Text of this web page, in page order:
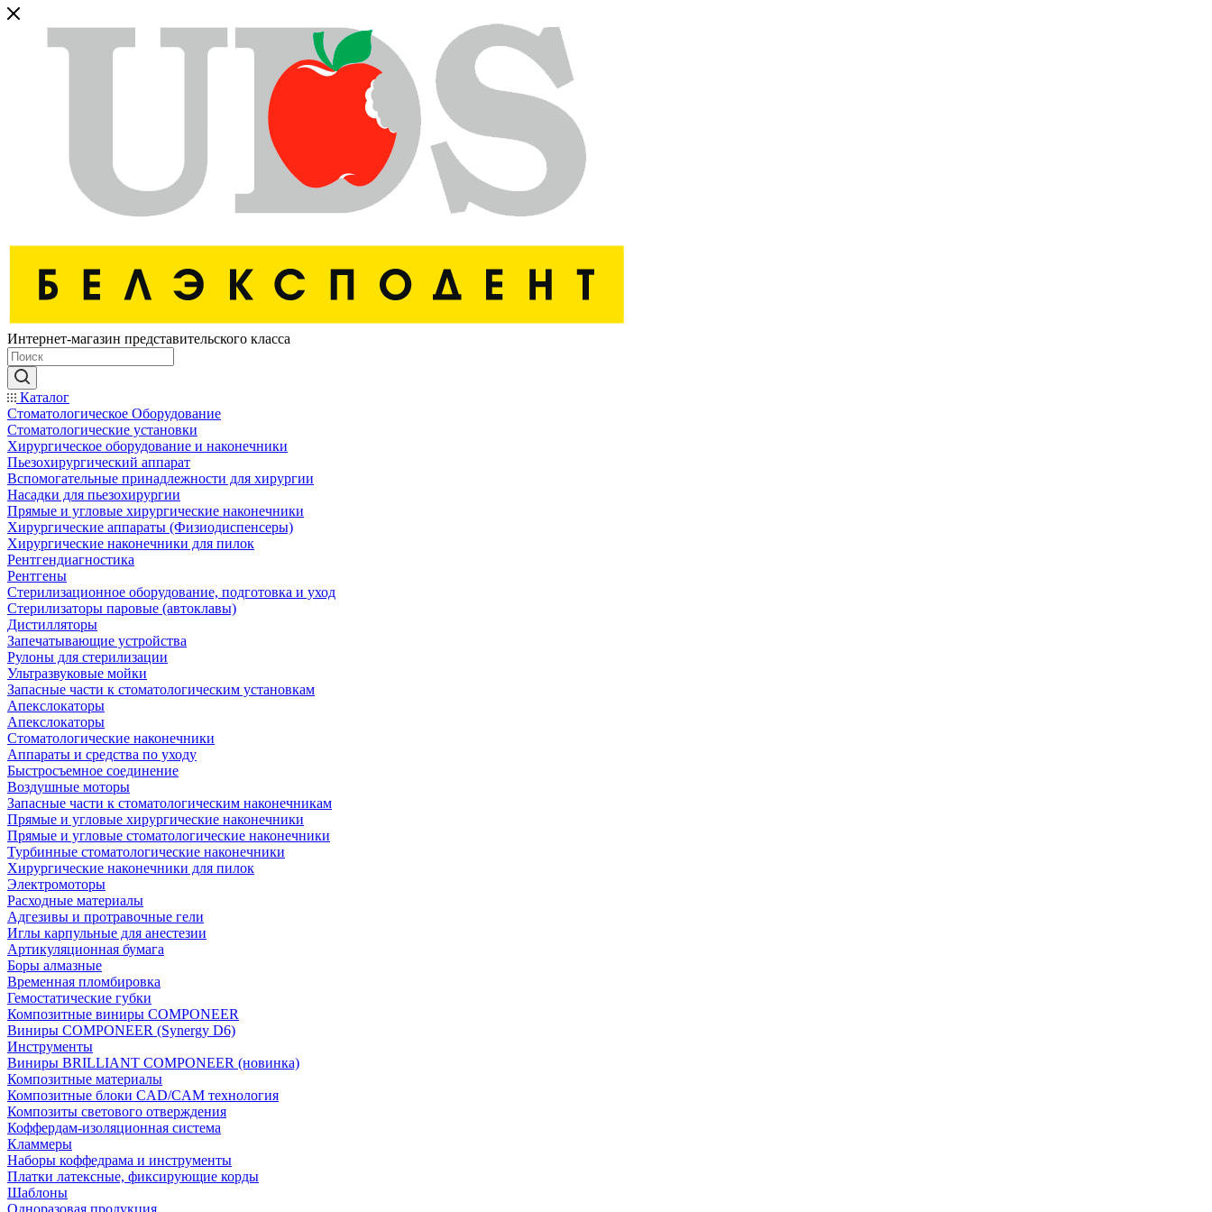
Интернет-магазин представительского класса
Каталог
Стоматологическое Оборудование
Стоматологические установки
Хирургическое оборудование и наконечники
Пьезохирургический аппарат
Вспомогательные принадлежности для хирургии
Насадки для пьезохирургии
Прямые и угловые хирургические наконечники
Хирургические аппараты (Физиодиспенсеры)
Хирургические наконечники для пилок
Рентгендиагностика
Рентгены
Стерилизационное оборудование, подготовка и уход
Стерилизаторы паровые (автоклавы)
Дистилляторы
Запечатывающие устройства
Рулоны для стерилизации
Ультразвуковые мойки
Запасные части к стоматологическим установкам
Апекслокаторы
Апекслокаторы
Стоматологические наконечники
Аппараты и средства по уходу
Быстросъемное соединение
Воздушные моторы
Запасные части к стоматологическим наконечникам
Прямые и угловые хирургические наконечники
Прямые и угловые стоматологические наконечники
Турбинные стоматологические наконечники
Хирургические наконечники для пилок
Электромоторы
Расходные материалы
Адгезивы и протравочные гели
Иглы карпульные для анестезии
Артикуляционная бумага
Боры алмазные
Временная пломбировка
Гемостатические губки
Композитные виниры COMPONEER
Виниры COMPONEER (Synergy D6)
Инструменты
Виниры BRILLIANT COMPONEER (новинка)
Композитные материалы
Композитные блоки CAD/СAM технология
Композиты светового отверждения
Коффердам-изоляционная система
Кламмеры
Наборы коффедрама и инструменты
Платки латексные, фиксирующие корды
Шаблоны
Одноразовая продукция